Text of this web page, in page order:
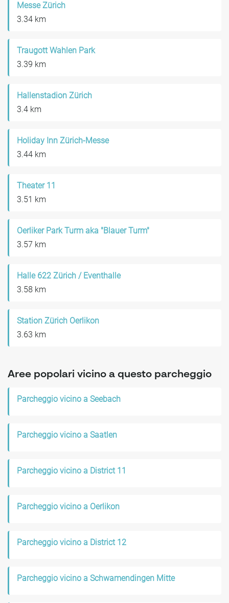
Messe Zürich
3.34 km
Traugott Wahlen Park
3.39 km
Hallenstadion Zürich
3.4 km
Holiday Inn Zürich-Messe
3.44 km
Theater 11
3.51 km
Oerliker Park Turm aka "Blauer Turm"
3.57 km
Halle 622 Zürich / Eventhalle
3.58 km
Station Zürich Oerlikon
3.63 km
Aree popolari vicino a questo parcheggio
Parcheggio vicino a Seebach
Parcheggio vicino a Saatlen
Parcheggio vicino a District 11
Parcheggio vicino a Oerlikon
Parcheggio vicino a District 12
Parcheggio vicino a Schwamendingen Mitte